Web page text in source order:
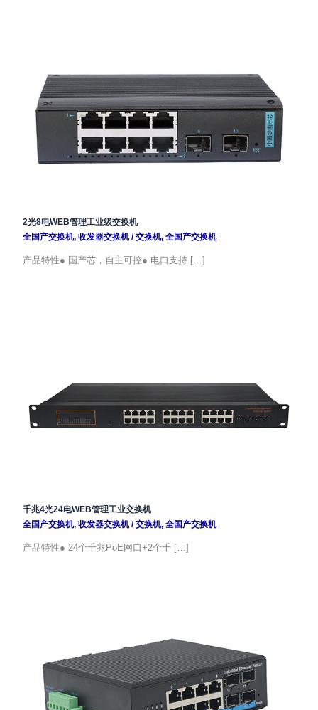
2光8电WEB管理工业级交换机
全国产交换机, 收发器交换机/交换机, 全国产交换机
产品特性● 国产芯，自主可控● 电口支持 […]
千兆4光24电WEB管理工业交换机
全国产交换机, 收发器交换机/交换机, 全国产交换机
产品特性● 24个千兆PoE网口+2个千 […]